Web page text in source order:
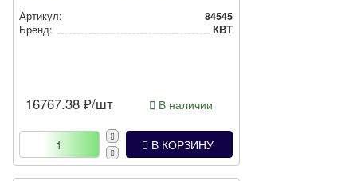
Артикул:
84545
Бренд:
КВТ
16767.38 ₽/шт В наличии
В КОРЗИНУ